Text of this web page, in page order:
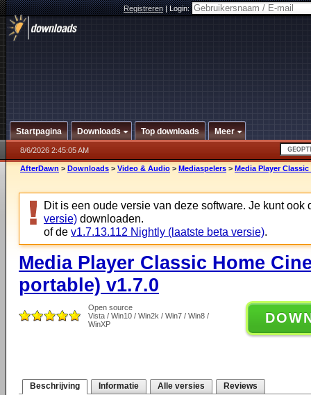
Registreren|Login:
Startpagina Downloads Top downloads Meer
8/6/2026 2:45:05 AM
AfterDawn > Downloads > Video & Audio > Mediaspelers > Media Player
Dit is een oude versie van deze software. Je kunt ook
versie) downloaden.
of de v1.7.13.112 Nightly (laatste beta versie).
Media Player Classic Home
portable) v1.7.0
Open source
Vista / Win10 / Win2k / Win7 / Win8 /
WinXP
Beschrijving Informatie Alle versies Reviews